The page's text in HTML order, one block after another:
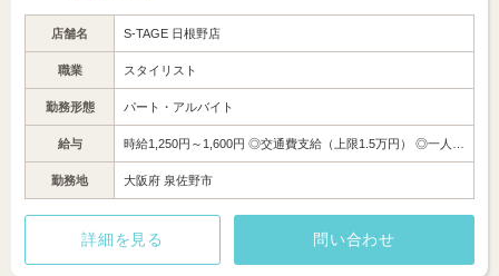
店舗名 S-TAGE 日根野店
職業 スタイリスト
勤務形態 パート・アルバイト
給与 時給1,250円～1,600円 ◎交通費支給（上限1.5万円） ◎一人…
勤務地 大阪府 泉佐野市
詳細を見る 問い合わせ